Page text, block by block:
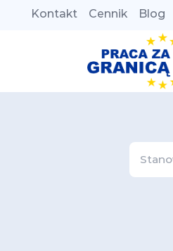
Kontakt Cennik Blog